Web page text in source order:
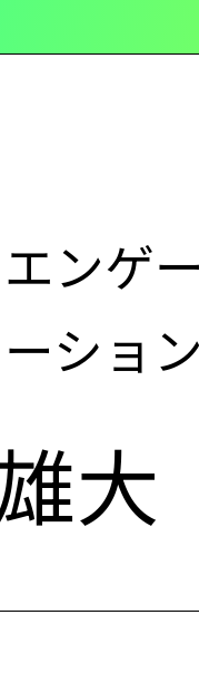
-
大
ンゲ
ーショ